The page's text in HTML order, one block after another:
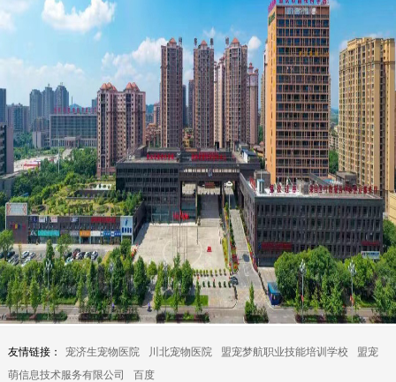
友情链接： 宠济生宠物医院 川北宠物医院 盟宠梦航职业技能培训学校
盟宠
萌信息技术服务有限公司
百度